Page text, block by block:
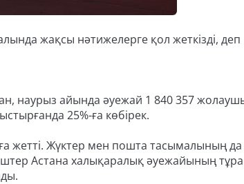
жақсы нәтижелерге қол жеткізді, деп
наурыз айында әуежай 1 840 357
25%-ға көбірек.
жетті. Жүктер мен пошта тасымалының да
Астана халықаралық әуежайының